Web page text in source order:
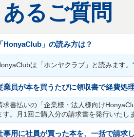
るご質問
「HonyaClub」の読み方は？
は「ホンヤクラブ」と読みます。
業員が本を買うたびに領収書で経費処
求書払いの「企業様・法人様向け
す。月1回ご購入分の請求書を発行いた
事用に社員が買った本を、一括で請求